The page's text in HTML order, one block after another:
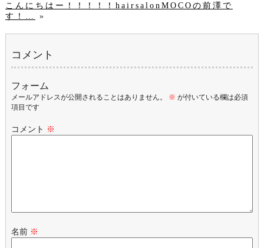
こんにちはー！！！！！hairsalonMOCOの前澤で
す！…
»
コメント
フォーム
メールアドレスが公開されることはありません。 ※ が付いている欄は必須
項目です
コメント ※
名前 ※